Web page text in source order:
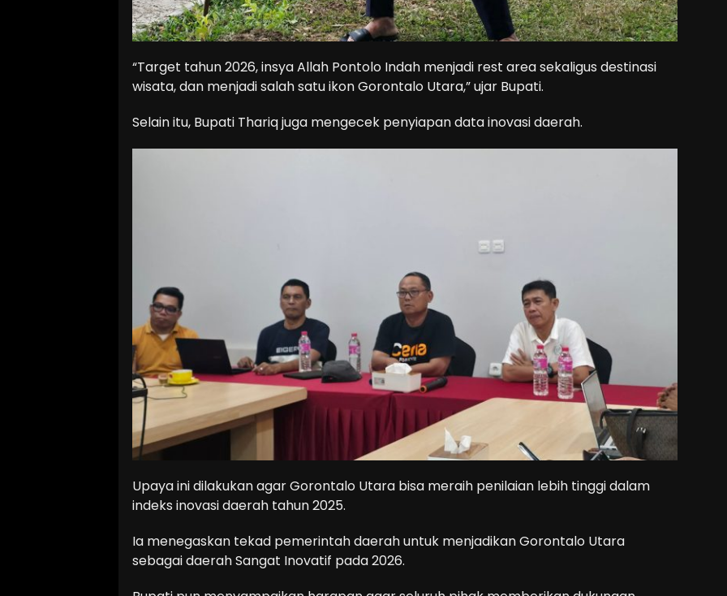
“Target tahun 2026, insya Allah Pontolo Indah menjadi rest area sekaligus destinasi
wisata, dan menjadi salah satu ikon Gorontalo Utara,” ujar Bupati.
Selain itu, Bupati Thariq juga mengecek penyiapan data inovasi daerah.
Upaya ini dilakukan agar Gorontalo Utara bisa meraih penilaian lebih tinggi dalam
indeks inovasi daerah tahun 2025.
Ia menegaskan tekad pemerintah daerah untuk menjadikan Gorontalo Utara
sebagai daerah Sangat Inovatif pada 2026.